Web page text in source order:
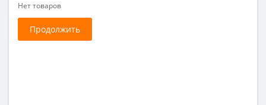
Нет товаров
Продолжить